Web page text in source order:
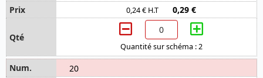
0,24 € H.T 0,29 €
Quantité sur schéma : 2
20